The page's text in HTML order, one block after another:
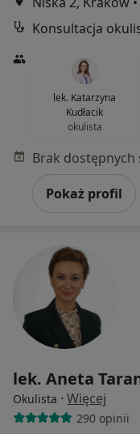
Konsultacja
lek. Katarzyna
Kudłacik
okulista
Pokaż profil
lek. Aneta
Okulista · Więcej
290 opinii